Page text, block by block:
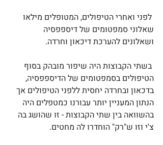
לפני ואחרי הטיפולים, המטופלים מילאו
שאלוני סמפטומים של דיספפסיה
ושאלונים להערכת דיכאון וחרדה.
בשתי הקבוצות היה שיפור מובהק בסוף
הטיפולים בסמפטומים של הדיספפסיה,
בדכאון ובחרדה יחסית ללפני הטיפולים אך
הנתון המעניין יותר עבורנו כמטפלים היה
בהשוואה בין שתי הקבוצות - זו שהושג בה
צ'י וזו ש"רק" הוחדרו לה מחטים.